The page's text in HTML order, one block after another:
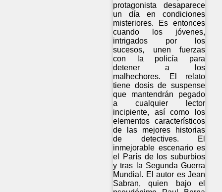
protagonista desaparece
un día en condiciones
misteriores. Es entonces
cuando los jóvenes,
intrigados por los
sucesos, unen fuerzas
con la policía para
detener a los
malhechores. El relato
tiene dosis de suspense
que mantendrán pegado
a cualquier lector
incipiente, así como los
elementos característicos
de las mejores historias
de detectives. El
inmejorable escenario es
el París de los suburbios
y tras la Segunda Guerra
Mundial. El autor es Jean
Sabran, quien bajo el